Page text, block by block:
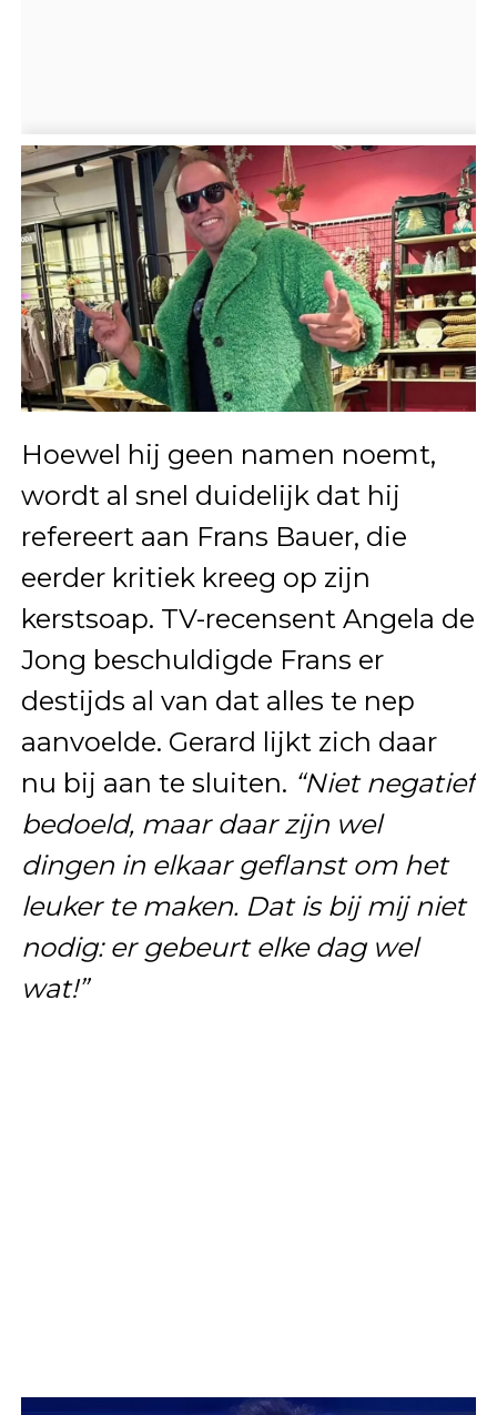
Hoewel hij geen namen noemt,
wordt al snel duidelijk dat hij
refereert aan Frans Bauer, die
eerder kritiek kreeg op zijn
kerstsoap. TV-recensent Angela de
Jong beschuldigde Frans er
destijds al van dat alles te nep
aanvoelde. Gerard lijkt zich daar
nu bij aan te sluiten. “Niet negatief
bedoeld, maar daar zijn wel
dingen in elkaar geflanst om het
leuker te maken. Dat is bij mij niet
nodig: er gebeurt elke dag wel
wat!”